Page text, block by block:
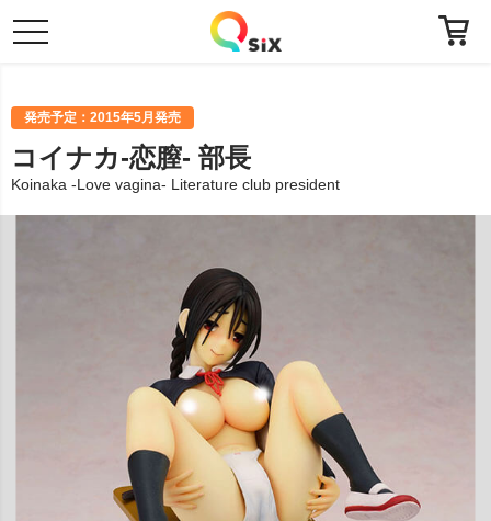
toggle
navigation
発売予定：2015年5月発売
コイナカ-恋膣- 部長
Koinaka -Love vagina- Literature club president